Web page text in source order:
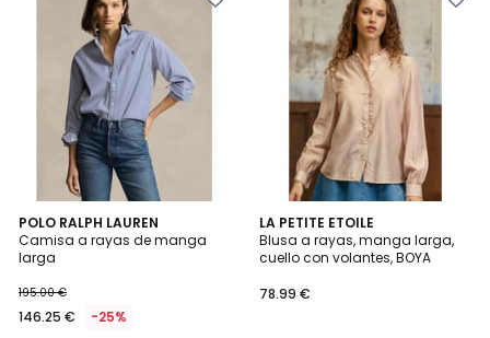
POLO RALPH LAUREN
Camisa a rayas de manga
larga
195.00 €
146.25 € -25%
4,5
/ 5
LA PETITE ETOILE
Blusa a rayas, manga larga,
cuello con volantes, BOYA
78.99 €